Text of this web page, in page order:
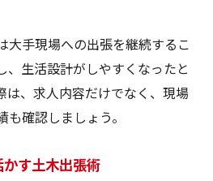
大手現場への出張を継続するこ
、生活設計がしやすくなったと
は、求人内容だけでなく、現場
確認しましょう。
す土木出張術